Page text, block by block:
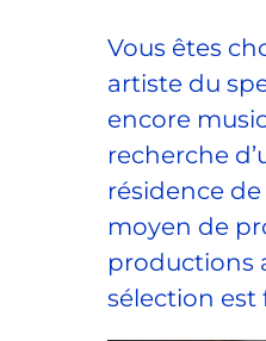
Vous êtes
artiste du
encore
recherche
résidence
moyen de
productions
sélection est